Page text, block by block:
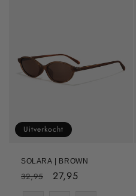
Uitverkocht
SOLARA | BROWN
Normale
32,95 Aanbiedingsprijs
27,95